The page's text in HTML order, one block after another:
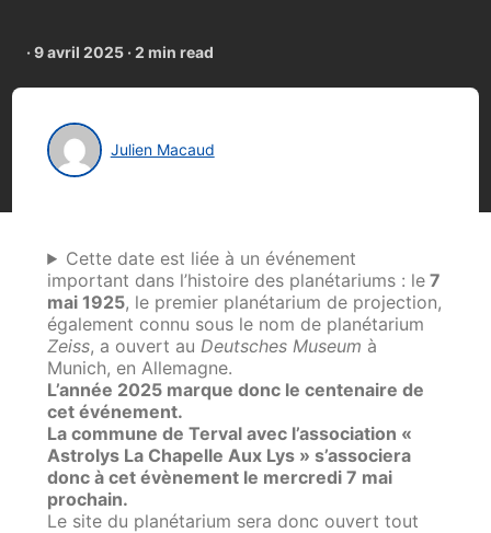
·9 avril 2025 ·2 min read
Julien Macaud
Cette date est liée à un événement
important dans l’histoire des planétariums : le 7
mai 1925, le premier planétarium de projection,
également connu sous le nom de planétarium
Zeiss, a ouvert au Deutsches Museum à
Munich, en Allemagne.
L’année 2025 marque donc le centenaire de
cet événement.
La commune de Terval avec l’association «
Astrolys La Chapelle Aux Lys » s’associera
donc à cet évènement le mercredi 7 mai
prochain.
Le site du planétarium sera donc ouvert tout